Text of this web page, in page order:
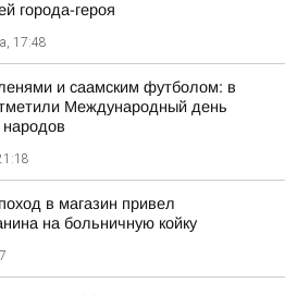
города-героя
17:48
и саамским футболом: в
Международный день
народов
в магазин привел
на больничную койку